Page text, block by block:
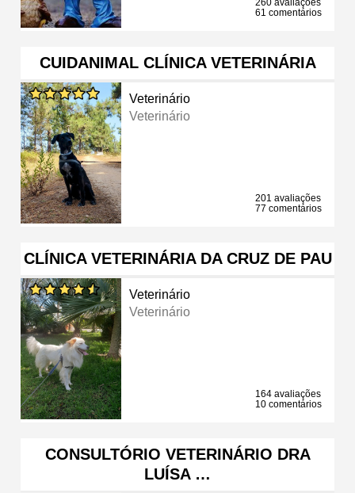
61 comentários
CUIDANIMAL CLÍNICA VETERINÁRIA
Veterinário
Veterinário
201 avaliações
77 comentários
CLÍNICA VETERINÁRIA DA CRUZ DE PAU
Veterinário
Veterinário
164 avaliações
10 comentários
CONSULTÓRIO VETERINÁRIO DRA
LUÍSA …